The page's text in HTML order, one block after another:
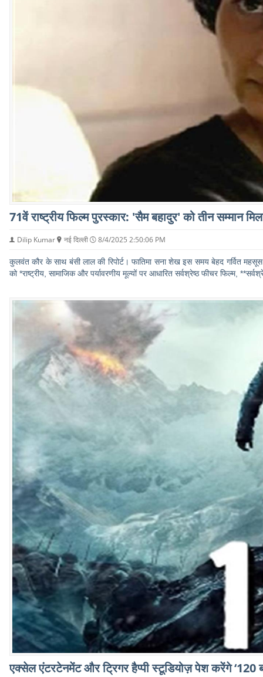
71वें राष्ट्रीय फिल्म पुरस्कार: 'सैम बहादुर' को तीन सम्मान
Dilip Kumar नई दिल्ली 8/4/2025 2:50:06 PM
कुलवंत कौर के साथ बंसी लाल की रिपोर्ट। फातिमा सना शेख इस समय बेहद गर्वित महसूस
को *राष्ट्रीय, सामाजिक और पर्यावरणीय मूल्यों पर आधारित सर्वश्रेष्ठ फीचर फिल्म,
एक्सेल एंटरटेनमेंट और ट्रिगर हैप्पी स्टूडियोज़ पेश करेंगे ‘120